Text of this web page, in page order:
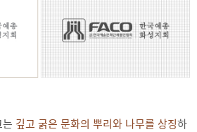
깊고 굵은 문화의 뿌리와 나무를 상징하